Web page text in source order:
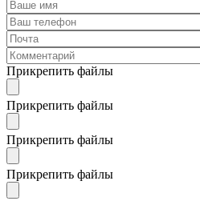
Прикрепить файлы
Прикрепить файлы
Прикрепить файлы
Прикрепить файлы